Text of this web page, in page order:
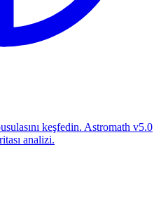
keşfedin. Astromath v5.0
analizi.